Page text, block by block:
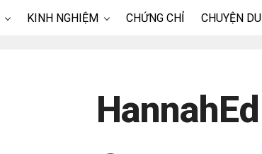
KINH NGHIỆM CHỨNG CHỈ CHUYỆN
HannahEd